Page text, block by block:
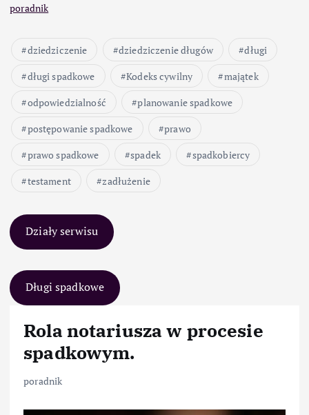
poradnik
dziedziczenie dziedziczenie długów
długi
długi spadkowe
Kodeks cywilny
majątek
odpowiedzialność
planowanie spadkowe
postępowanie spadkowe
prawo
prawo spadkowe
spadek
spadkobiercy
testament
zadłużenie
Działy serwisu
Długi spadkowe
Rola notariusza w procesie
spadkowym.
poradnik